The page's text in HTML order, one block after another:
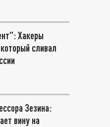
Хакеры
сливал
Зезина:
вину на